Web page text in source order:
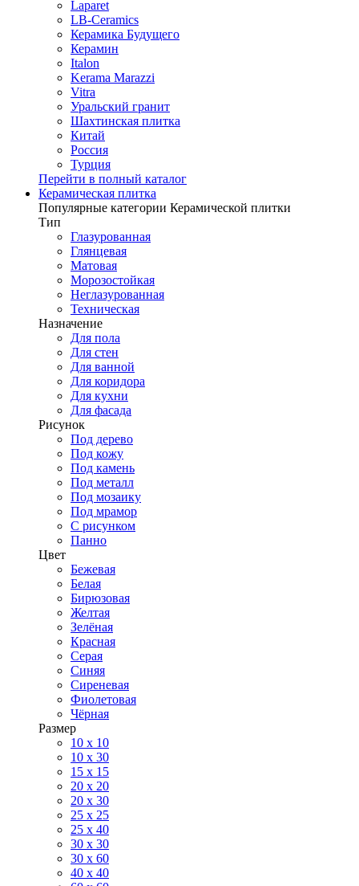
Laparet
LB-Ceramics
Керамика Будущего
Керамин
Italon
Kerama Marazzi
Vitra
Уральский гранит
Шахтинская плитка
Китай
Россия
Турция
Перейти в полный каталог
Керамическая плитка
Популярные категории Керамической плитки
Тип
Глазурованная
Глянцевая
Матовая
Морозостойкая
Неглазурованная
Техническая
Назначение
Для пола
Для стен
Для ванной
Для коридора
Для кухни
Для фасада
Рисунок
Под дерево
Под кожу
Под камень
Под металл
Под мозаику
Под мрамор
С рисунком
Панно
Цвет
Бежевая
Белая
Бирюзовая
Желтая
Зелёная
Красная
Серая
Синяя
Сиреневая
Фиолетовая
Чёрная
Размер
10 х 10
10 x 30
15 x 15
20 х 20
20 x 30
25 x 25
25 x 40
30 x 30
30 х 60
40 х 40